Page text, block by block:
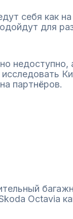
себя как на
для
партнёров.
Octavia